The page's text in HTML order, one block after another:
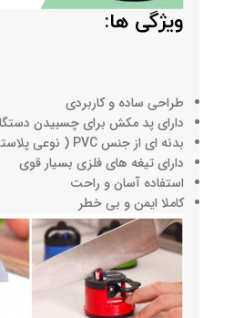
ویژگی ها:
طراحی ساده و کاربردی
دارای پد مکش برای چسبیدن
بدنه ای از جنس PVC ( نوعی پلاستیک تقویت شده )
دارای تیغه های فلزی بسیار قوی
استفاده آسان و راحت
کاملا ایمن و بی خطر